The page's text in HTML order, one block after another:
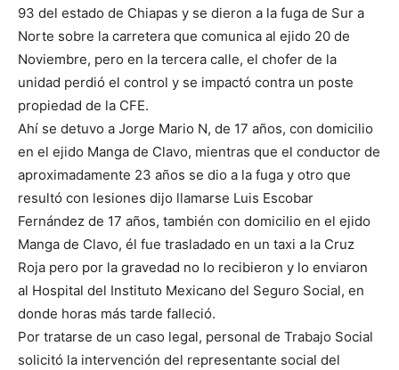
93 del estado de Chiapas y se dieron a la fuga de Sur a
Norte sobre la carretera que comunica al ejido 20 de
Noviembre, pero en la tercera calle, el chofer de la
unidad perdió el control y se impactó contra un poste
propiedad de la CFE.
Ahí se detuvo a Jorge Mario N, de 17 años, con domicilio
en el ejido Manga de Clavo, mientras que el conductor de
aproximadamente 23 años se dio a la fuga y otro que
resultó con lesiones dijo llamarse Luis Escobar
Fernández de 17 años, también con domicilio en el ejido
Manga de Clavo, él fue trasladado en un taxi a la Cruz
Roja pero por la gravedad no lo recibieron y lo enviaron
al Hospital del Instituto Mexicano del Seguro Social, en
donde horas más tarde falleció.
Por tratarse de un caso legal, personal de Trabajo Social
solicitó la intervención del representante social del